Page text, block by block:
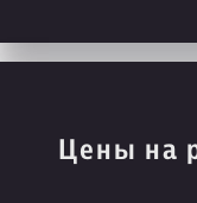
Цены на